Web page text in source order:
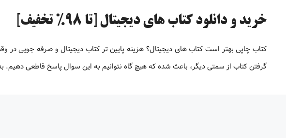
خرید و دانلود کتاب های دیجیتال [تا 98% تخفیف]
کتاب چاپی بهتر است کتاب های دیجیتال؟ هزینه پایین تر کتاب دیجیتال و صرفه جویی
گرفتن کتاب از سمتی دیگر، باعث شده که هیچ گاه نتوانیم به این سوال پاسخ قاطعی دهیم.